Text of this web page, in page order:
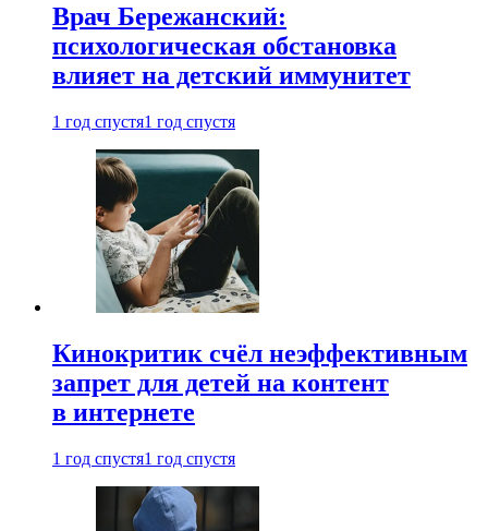
Врач Бережанский:
психологическая обстановка
влияет на детский иммунитет
1 год спустя1 год спустя
Кинокритик счёл неэффективным
запрет для детей на контент
в интернете
1 год спустя1 год спустя